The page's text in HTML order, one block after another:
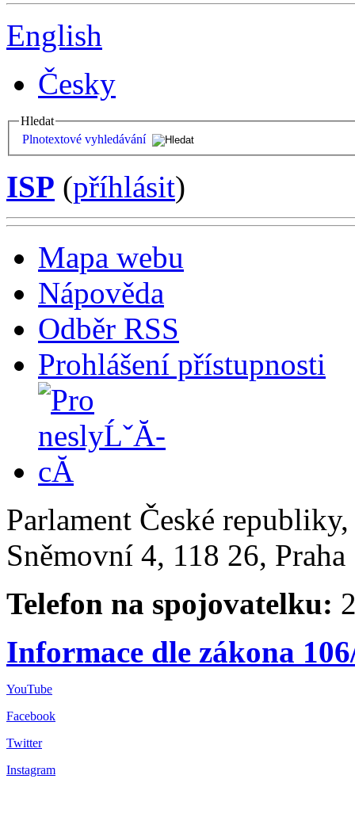
English
Česky
Hledat
Plnotextové vyhledávání
ISP (příhlásit)
Mapa webu
Nápověda
Odběr RSS
Prohlášení přístupnosti
Parlament České
Sněmovní 4, 118 26,
Telefon na spojovatelku:
Informace dle zákona
YouTube
Facebook
Twitter
Instagram